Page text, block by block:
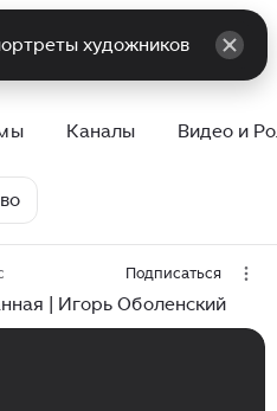
Каналы Видео и
Подписаться
| Игорь Оболенский